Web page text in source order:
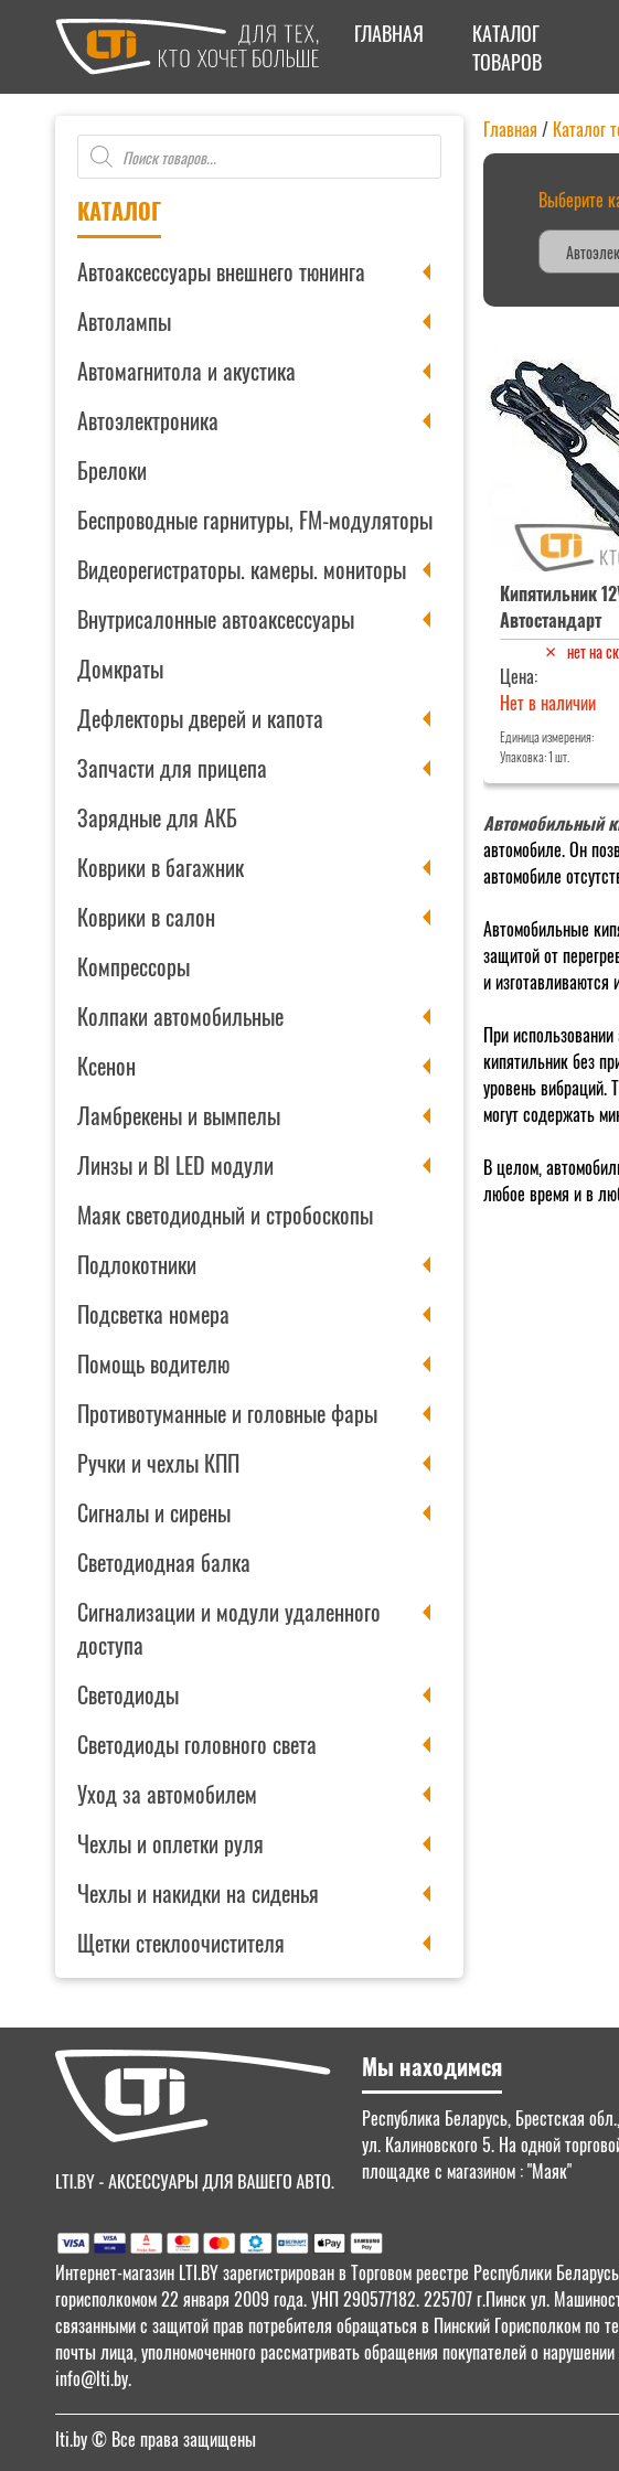
ГЛАВНАЯ
КАТАЛОГ
ТОВАРОВ
Поиск
товаров
КАТАЛОГ
Автоаксессуары внешнего тюнинга
Автолампы
Автомагнитола и акустика
Автоэлектроника
Брелоки
Беспроводные гарнитуры, FM-модуляторы
Видеорегистраторы. камеры. мониторы
Внутрисалонные автоаксессуары
Домкраты
Дефлекторы дверей и капота
Запчасти для прицепа
Зарядные для АКБ
Коврики в багажник
Коврики в салон
Компрессоры
Колпаки автомобильные
Ксенон
Ламбрекены и вымпелы
Линзы и BI LED модули
Маяк светодиодный и стробоскопы
Подлокотники
Подсветка номера
Помощь водителю
Противотуманные и головные фары
Ручки и чехлы КПП
Сигналы и сирены
Светодиодная балка
Сигнализации и модули удаленного
доступа
Светодиоды
Светодиоды головного света
Уход за автомобилем
Чехлы и оплетки руля
Чехлы и накидки на сиденья
Щетки стеклоочистителя
Главная / Каталог
Выберите
Кипятильник
Автостандарт
нет на
Цена:
Нет в наличии
Единица измерения:
Упаковка: 1 шт.
Автомобильный
автомобиле. Он
автомобиле
Автомобильные
защитой от
и
При
кипятильник без
уровень вибраций.
могут содержать
В целом,
любое время и в
Мы находимся
Республика Беларусь, Брестская
ул. Калиновского 5. На одной
площадке с магазином : "Маяк"
Интернет-магазин LTI.BY зарегистрирован в Торговом реестре Республики
горисполкомом 22 января 2009 года. УНП 290577182. 225707 г.Пинск ул.
связанными с защитой прав потребителя обращаться в Пинский Горисполком
почты лица, уполномоченного рассматривать обращения покупателей о
info@lti.by.
lti.by© Все права защищены